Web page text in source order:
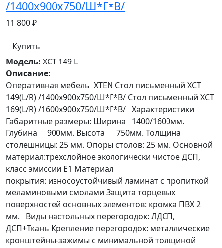
/1400х900х750/Ш*Г*В/
11 800 ₽
Купить
Модель: XCT 149 L
Описание:
Оперативная мебель XTEN Стол письменный XCT
149(L/R) /1400х900х750/Ш*Г*В/ Стол письменный XCT
169(L/R) /1600х900х750/Ш*Г*В/ Характеристики
Габаритные размеры: Ширина 1400/1600мм.
Глубина 900мм. Высота 750мм. Толщина
столешницы: 25 мм. Опоры столов: 25 мм. Основной
материал:трехслойное экологически чистое ДСП,
класс эмиссии Е1 Материал
покрытия: износоустойчивый ламинат с пропиткой
меламиновыми смолами Защита торцевых
поверхностей основных элементов: кромка ПВХ 2
мм. Виды настольных перегородок: ЛДСП,
ДСП+Ткань Крепление перегородок: металлические
кронштейны-зажимы с минимальной толщиной